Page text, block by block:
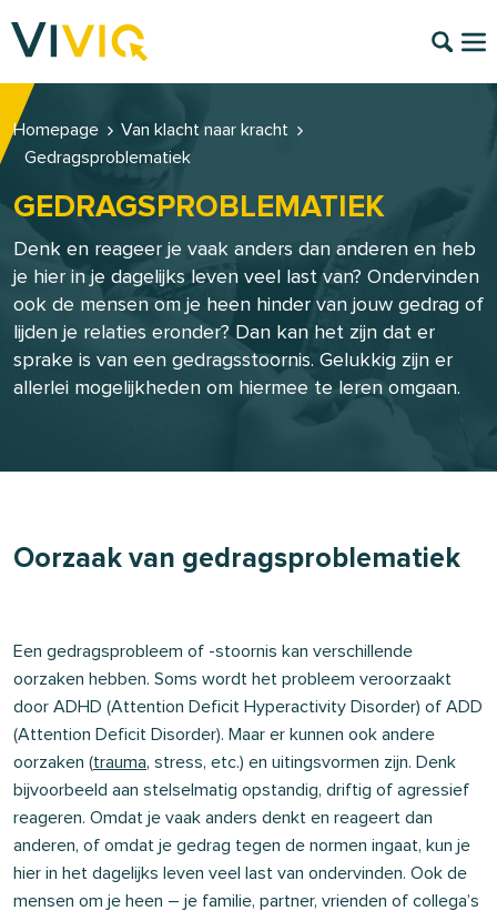
Homepage
Van klacht naar kracht
Gedragsproblematiek
GEDRAGSPROBLEMATIEK
Denk en reageer je vaak anders dan anderen en heb
je hier in je dagelijks leven veel last van? Ondervinden
ook de mensen om je heen hinder van jouw gedrag of
lijden je relaties eronder? Dan kan het zijn dat er
sprake is van een gedragsstoornis. Gelukkig zijn er
allerlei mogelijkheden om hiermee te leren omgaan.
Oorzaak van gedragsproblematiek
Een gedragsprobleem of -stoornis kan verschillende
oorzaken hebben. Soms wordt het probleem veroorzaakt
door ADHD (Attention Deficit Hyperactivity Disorder) of ADD
(Attention Deficit Disorder). Maar er kunnen ook andere
oorzaken (trauma, stress, etc.) en uitingsvormen zijn. Denk
bijvoorbeeld aan stelselmatig opstandig, driftig of agressief
reageren. Omdat je vaak anders denkt en reageert dan
anderen, of omdat je gedrag tegen de normen ingaat, kun je
hier in het dagelijks leven veel last van ondervinden. Ook de
mensen om je heen – je familie, partner, vrienden of collega’s